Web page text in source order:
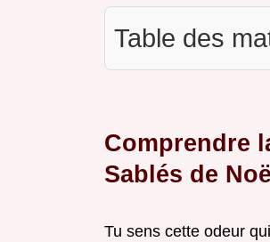
Table des
Comprendre
Sablés de
Tu sens cette odeur